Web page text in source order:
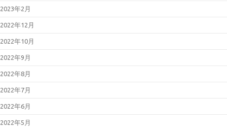
2026年02月12日
2026年01月23日
13878）
弱性対策について(2026年1月)
Email Gatewayの脆弱性対策につ
2026年01月14日
2025年12月23日
(CVE-2025-14733)
2023年2月
2022年12月
2022年10月
2022年9月
2022年8月
2022年7月
2022年6月
2022年5月